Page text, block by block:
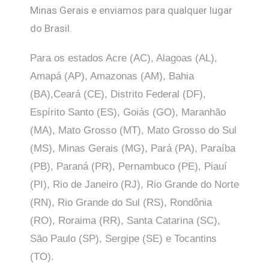
Minas Gerais e enviamos para qualquer lugar
do Brasil.
Para os estados Acre (AC), Alagoas (AL),
Amapá (AP), Amazonas (AM), Bahia
(BA),Ceará (CE), Distrito Federal (DF),
Espírito Santo (ES), Goiás (GO), Maranhão
(MA), Mato Grosso (MT), Mato Grosso do Sul
(MS), Minas Gerais (MG), Pará (PA), Paraíba
(PB), Paraná (PR), Pernambuco (PE), Piauí
(PI), Rio de Janeiro (RJ), Rio Grande do Norte
(RN), Rio Grande do Sul (RS), Rondônia
(RO), Roraima (RR), Santa Catarina (SC),
São Paulo (SP), Sergipe (SE) e Tocantins
(TO).